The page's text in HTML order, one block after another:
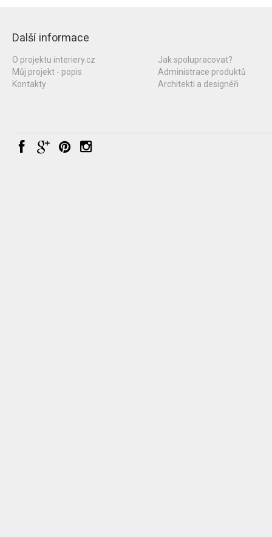
Další informace
O projektu interiery.cz
Můj projekt - popis
Kontakty
Jak spolupracovat?
Administrace produktů
Architekti a designéři